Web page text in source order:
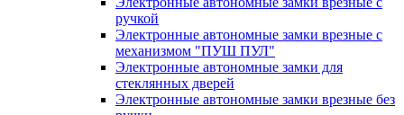
ручкой
Электронные автономные замки врезные с
механизмом "ПУШ ПУЛ"
Электронные автономные замки для
стеклянных дверей
Электронные автономные замки врезные без